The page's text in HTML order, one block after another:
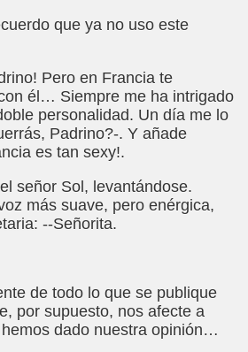
que ya no uso este
Pero en Francia te
él… Siempre me ha intrigado
personalidad. Un día me lo
Padrino?-. Y añade
es tan sexy!.
señor Sol, levantándose.
más suave, pero enérgica,
--Señorita.
de todo lo que se publique
por supuesto, nos afecte a
dado nuestra opinión…
Zurita)
(Blas Vázquez Rodríguez)
Ciegos (Eutiquio Cabrerizo)
Miñana Estruch)
a la Escuela Regular (José